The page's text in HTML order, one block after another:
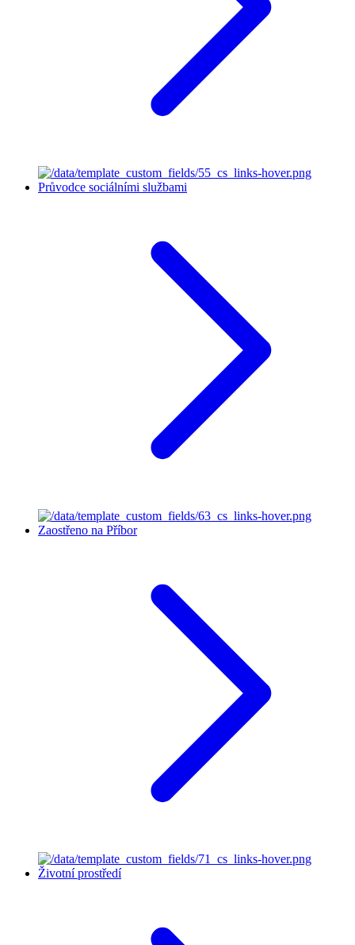
Průvodce sociálními službami
Zaostřeno na Příbor
Životní prostředí